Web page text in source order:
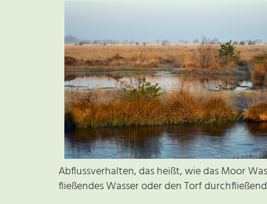
Abflussverhalten, das heißt, wie das Moor
fließendes Wasser oder den Torf